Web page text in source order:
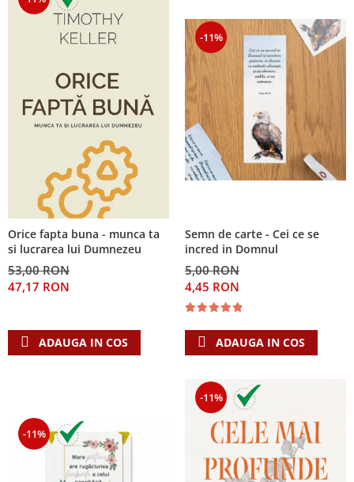
Orice fapta buna - munca ta
si lucrarea lui Dumnezeu
53,00 RON
47,17 RON
ADAUGA IN COS
-11%
Semn de carte - Cei ce se
incred in Domnul
5,00 RON
4,45 RON
ADAUGA IN COS
-11%
-11%